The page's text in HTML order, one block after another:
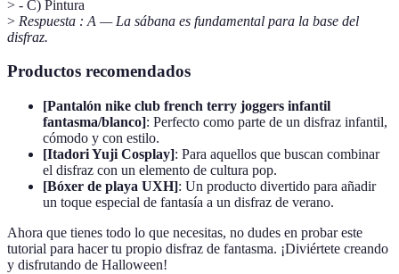
> - C) Pintura
> Respuesta : A — La sábana es fundamental para la base del
disfraz.
Productos recomendados
[Pantalón nike club french terry joggers infantil
fantasma/blanco]: Perfecto como parte de un disfraz infantil,
cómodo y con estilo.
[Itadori Yuji Cosplay]: Para aquellos que buscan combinar
el disfraz con un elemento de cultura pop.
[Bóxer de playa UXH]: Un producto divertido para añadir
un toque especial de fantasía a un disfraz de verano.
Ahora que tienes todo lo que necesitas, no dudes en probar este
tutorial para hacer tu propio disfraz de fantasma. ¡Diviértete creando
y disfrutando de Halloween!